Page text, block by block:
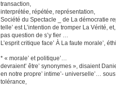
transaction,
interprétée, répétée, représentation,
Société du Spectacle _ de La démocratie
telle’ est L’intention de tromper La Vérité,
pas question de s’y fier …
L’esprit critique face’ À La faute morale’,
* « morale’ et politique’…
devraient’ être’ synonymes », disaient
en notre propre’ intime’- universelle’…
tolérance,